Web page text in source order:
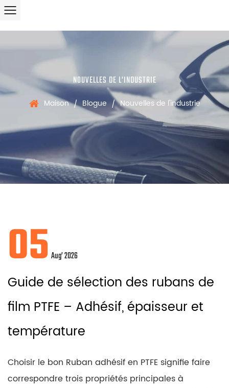
NOUVELLES DE L'INDUSTRIE
Maison / Blogue / Nouvelles de l'industrie
05 Aug’ 2026
Guide de sélection des rubans de
film PTFE – Adhésif, épaisseur et
température
Choisir le bon Ruban adhésif en PTFE signifie faire
correspondre trois propriétés principales à